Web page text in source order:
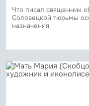
Что писал священник
Соловецкой тюрьмы
назначения